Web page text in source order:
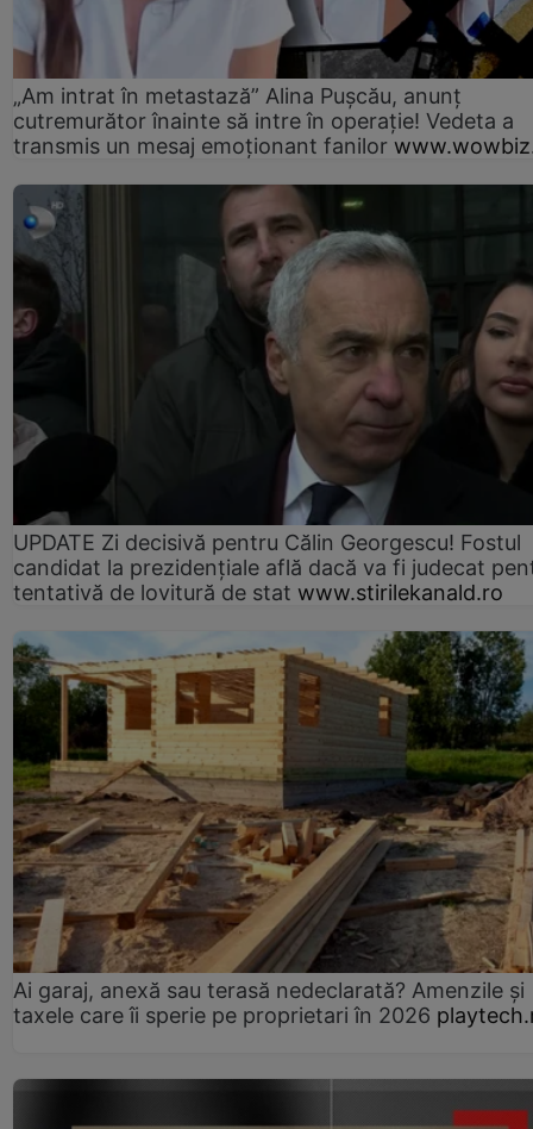
„Am intrat în metastază” Alina Pușcău, anunț
cutremurător înainte să intre în operație! Vedeta a
transmis un mesaj emoționant fanilor
UPDATE Zi decisivă pentru Călin Georgescu! Fostul
candidat la prezidențiale află dacă va fi judecat
tentativă de lovitură de stat www.stirilekanald.ro
Ai garaj, anexă sau terasă nedeclarată? Amenzile și
taxele care îi sperie pe proprietari în 2026